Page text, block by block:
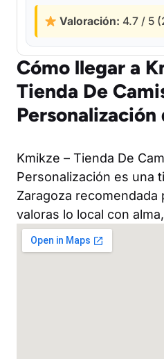
Valoración: 4.7 / 5
Cómo llegar a
Tienda De
Personalización
Kmikze – Tienda De
Personalización es una
Zaragoza recomendada
valoras lo local con